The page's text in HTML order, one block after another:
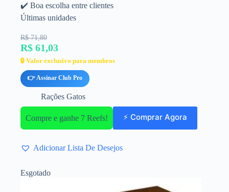
✔️ Boa escolha entre clientes
Últimas unidades
R$ 71,80
R$ 61,03
🔒 Valor exclusivo para membros
👉 Assinar Club Pro
Rações Gatos
Compre e ganhe 7 Reefs! ⚡ Comprar Agora
Adicionar Lista De Desejos
Esgotado